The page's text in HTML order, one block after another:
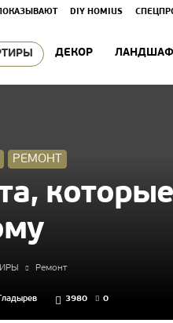
DIY HOMIUS
ДЕКОР
РЕМОНТ
Ремонт
3980 0